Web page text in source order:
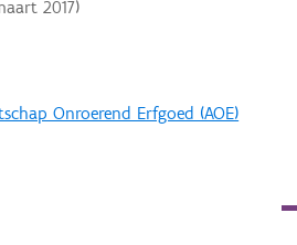
2017)
Onroerend Erfgoed (AOE)